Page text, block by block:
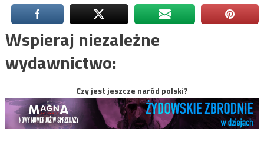
Wspieraj niezależne
wydawnictwo:
Czy jest jeszcze naród polski?